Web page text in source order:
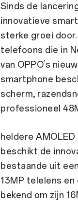
Sinds de
innovatieve
sterke groei
telefoons die in
van OPPO’s
smartphone
scherm,
professioneel
heldere
beschikt de
bestaande uit
13MP telelens
bekend om zijn